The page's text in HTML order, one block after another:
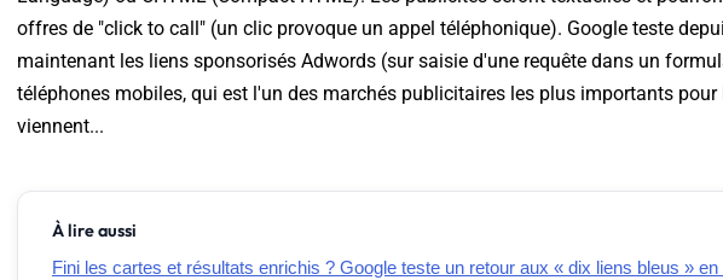
offres de "click to call" (un clic provoque un appel téléphonique). Google teste
maintenant les liens sponsorisés Adwords (sur saisie d'une requête dans un
téléphones mobiles, qui est l'un des marchés publicitaires les plus importants pour
viennent...
À lire aussi
Fini les cartes et résultats enrichis ? Google teste un retour aux « dix liens bleus » en